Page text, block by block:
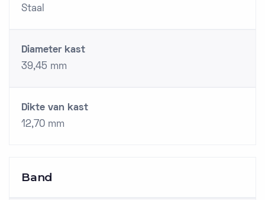
Staal
Diameter kast
39,45 mm
Dikte van kast
12,70 mm
Band